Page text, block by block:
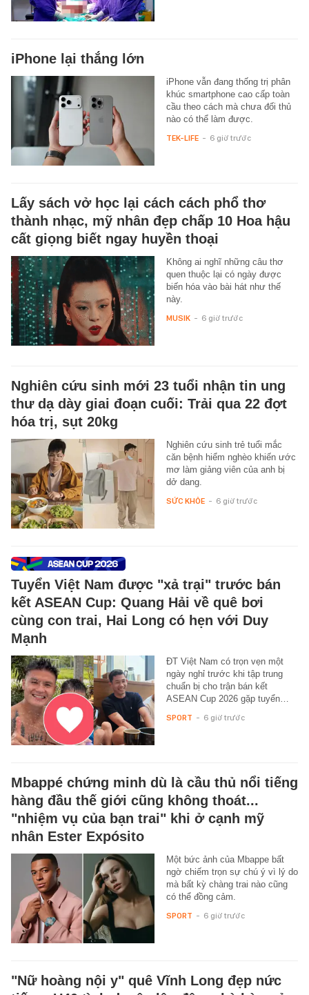
iPhone lại thắng lớn
iPhone vẫn đang thống trị phân
khúc smartphone cao cấp toàn
cầu theo cách mà chưa đối thủ
nào có thể làm được.
TEK-LIFE - 6 giờ trước
Lấy sách vở học lại cách cách phổ thơ
thành nhạc, mỹ nhân đẹp chấp 10 Hoa hậu
cất giọng biết ngay huyền thoại
Không ai nghĩ những câu thơ
quen thuộc lại có ngày được
biến hóa vào bài hát như thế
này.
MUSIK - 6 giờ trước
Nghiên cứu sinh mới 23 tuổi nhận tin ung
thư dạ dày giai đoạn cuối: Trải qua 22 đợt
hóa trị, sụt 20kg
Nghiên cứu sinh trẻ tuổi mắc
căn bệnh hiểm nghèo khiến ước
mơ làm giảng viên của anh bị
dở dang.
SỨC KHỎE - 6 giờ trước
Tuyển Việt Nam được "xả trại" trước bán
kết ASEAN Cup: Quang Hải về quê bơi
cùng con trai, Hai Long có hẹn với Duy
Mạnh
ĐT Việt Nam có trọn vẹn một
ngày nghỉ trước khi tập trung
chuẩn bị cho trận bán kết
ASEAN Cup 2026 gặp tuyển…
SPORT - 6 giờ trước
Mbappé chứng minh dù là cầu thủ nổi tiếng
hàng đầu thế giới cũng không thoát...
"nhiệm vụ của bạn trai" khi ở cạnh mỹ
nhân Ester Expósito
Một bức ảnh của Mbappe bất
ngờ chiếm trọn sự chú ý vì lý do
mà bất kỳ chàng trai nào cũng
có thể đồng cảm.
SPORT - 6 giờ trước
"Nữ hoàng nội y" quê Vĩnh Long đẹp nức